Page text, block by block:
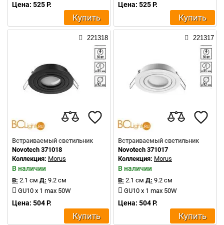
Цена: 525 Р.
Купить
Цена: 525 Р.
Купить
221318
Встраиваемый светильник
Novotech 371018
Коллекция: Morus
В наличии
В: 2.1 см Д: 9.2 см
GU10 x 1 max 50W
Цена: 504 Р.
Купить
221317
Встраиваемый светильник
Novotech 371017
Коллекция: Morus
В наличии
В: 2.1 см Д: 9.2 см
GU10 x 1 max 50W
Цена: 504 Р.
Купить